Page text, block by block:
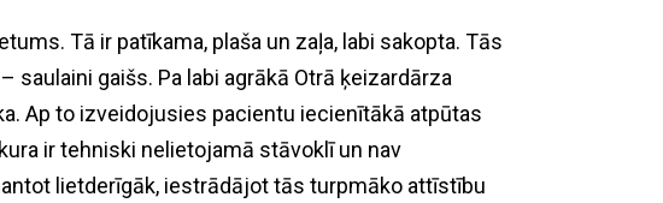
Tā ir patīkama, plaša un zaļa, labi sakopta. Tās
gaišs. Pa labi agrākā Otrā ķeizardārza
Ap to izveidojusies pacientu iecienītākā atpūtas
ir tehniski nelietojamā stāvoklī un nav
lietderīgāk, iestrādājot tās turpmāko attīstību